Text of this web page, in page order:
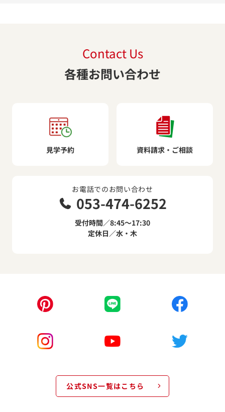
Contact Us
各種お問い合わせ
見学予約 資料請求・ご相談
お電話でのお問い合わせ
053-474-6252
受付時間／8:45～17:30
定休日／水・木
公式SNS一覧はこちら